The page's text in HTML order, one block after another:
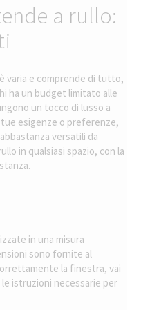
a rullo:
varia e comprende di tutto,
ha un budget limitato alle
un tocco di lusso a
esigenze o preferenze,
versatili da
in qualsiasi spazio, con la
in una misura
sono fornite al
la finestra, vai
le istruzioni necessarie per